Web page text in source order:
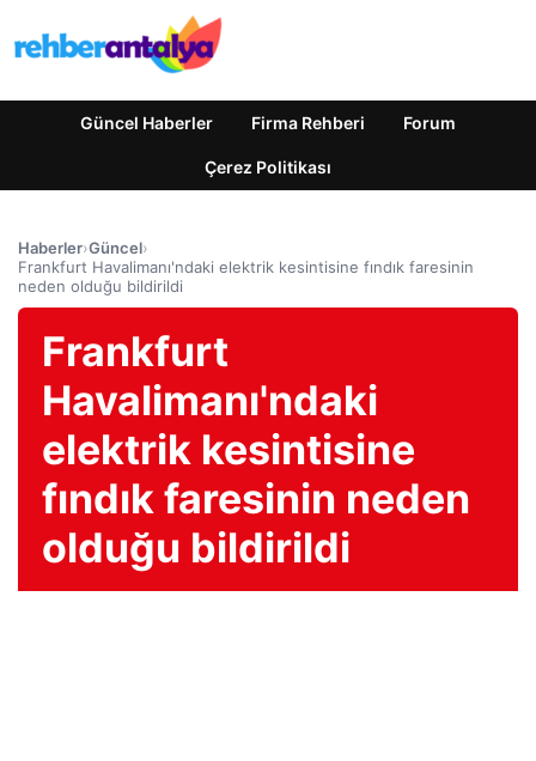
Güncel Haberler Firma Rehberi Forum
Çerez Politikası
Haberler›Güncel›
Frankfurt Havalimanı'ndaki elektrik kesintisine fındık faresinin
neden olduğu bildirildi
Frankfurt
Havalimanı'ndaki
elektrik kesintisine
fındık faresinin neden
olduğu bildirildi